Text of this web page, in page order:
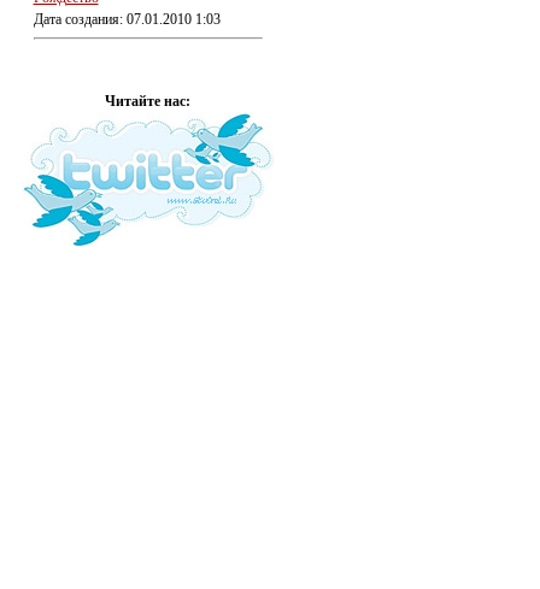
Дата создания: 07.01.2010 1:03
Читайте нас: